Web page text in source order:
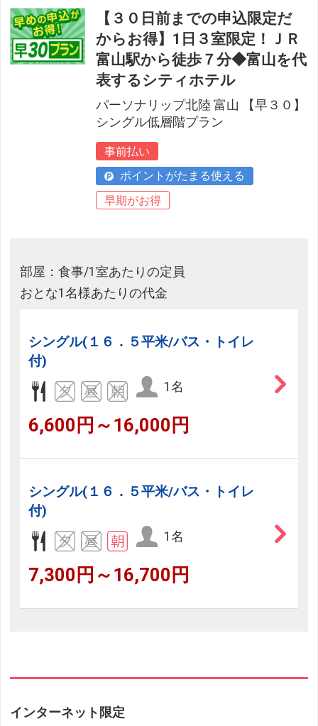
【３０日前までの申込限定だ
からお得】1日３室限定！ＪＲ
富山駅から徒歩７分◆富山を代
表するシティホテル
パーソナリップ北陸 富山 【早３０】
シングル低層階プラン
事前払い
ポイントがたまる使える
早期がお得
部屋：食事/1室あたりの定員
おとな1名様あたりの代金
シングル(１６．５平米/バス・トイレ
付)
1名
6,600円～16,000円
シングル(１６．５平米/バス・トイレ
付)
1名
7,300円～16,700円
インターネット限定